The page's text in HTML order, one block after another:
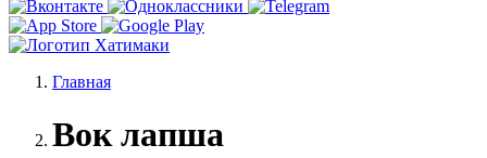
Главная
Вок лапша